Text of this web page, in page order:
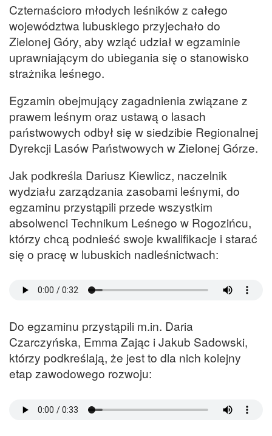
Czternaścioro młodych leśników z całego
województwa lubuskiego przyjechało do
Zielonej Góry, aby wziąć udział w egzaminie
uprawniającym do ubiegania się o stanowisko
strażnika leśnego.
Egzamin obejmujący zagadnienia związane z
prawem leśnym oraz ustawą o lasach
państwowych odbył się w siedzibie Regionalnej
Dyrekcji Lasów Państwowych w Zielonej Górze.
Jak podkreśla Dariusz Kiewlicz, naczelnik
wydziału zarządzania zasobami leśnymi, do
egzaminu przystąpili przede wszystkim
absolwenci Technikum Leśnego w Rogozińcu,
którzy chcą podnieść swoje kwalifikacje i starać
się o pracę w lubuskich nadleśnictwach:
Do egzaminu przystąpili m.in. Daria
Czarczyńska, Emma Zając i Jakub Sadowski,
którzy podkreślają, że jest to dla nich kolejny
etap zawodowego rozwoju: